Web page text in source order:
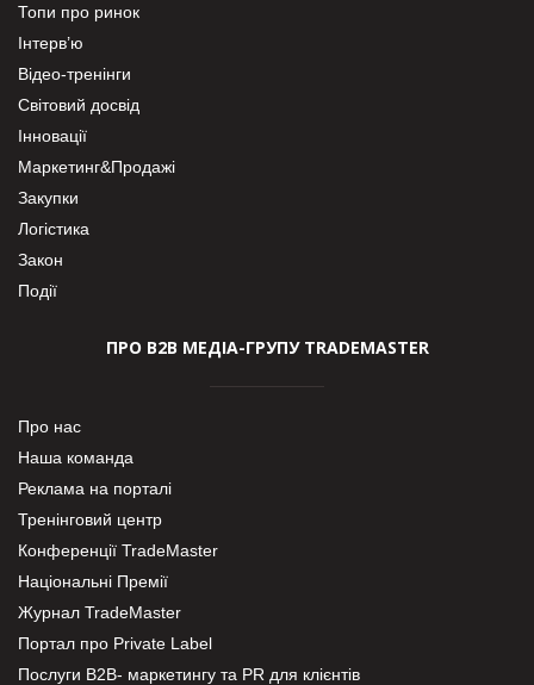
Топи про ринок
Інтерв’ю
Відео-тренінги
Світовий досвід
Інновації
Маркетинг&Продажі
Закупки
Логістика
Закон
Події
ПРО В2В МЕДІА-ГРУПУ TRADEMASTER
Про нас
Наша команда
Реклама на порталі
Тренінговий центр
Конференції TradeMaster
Національні Премії
Журнал TradeMaster
Портал про Private Label
Послуги В2В- маркетингу та PR для клієнтів